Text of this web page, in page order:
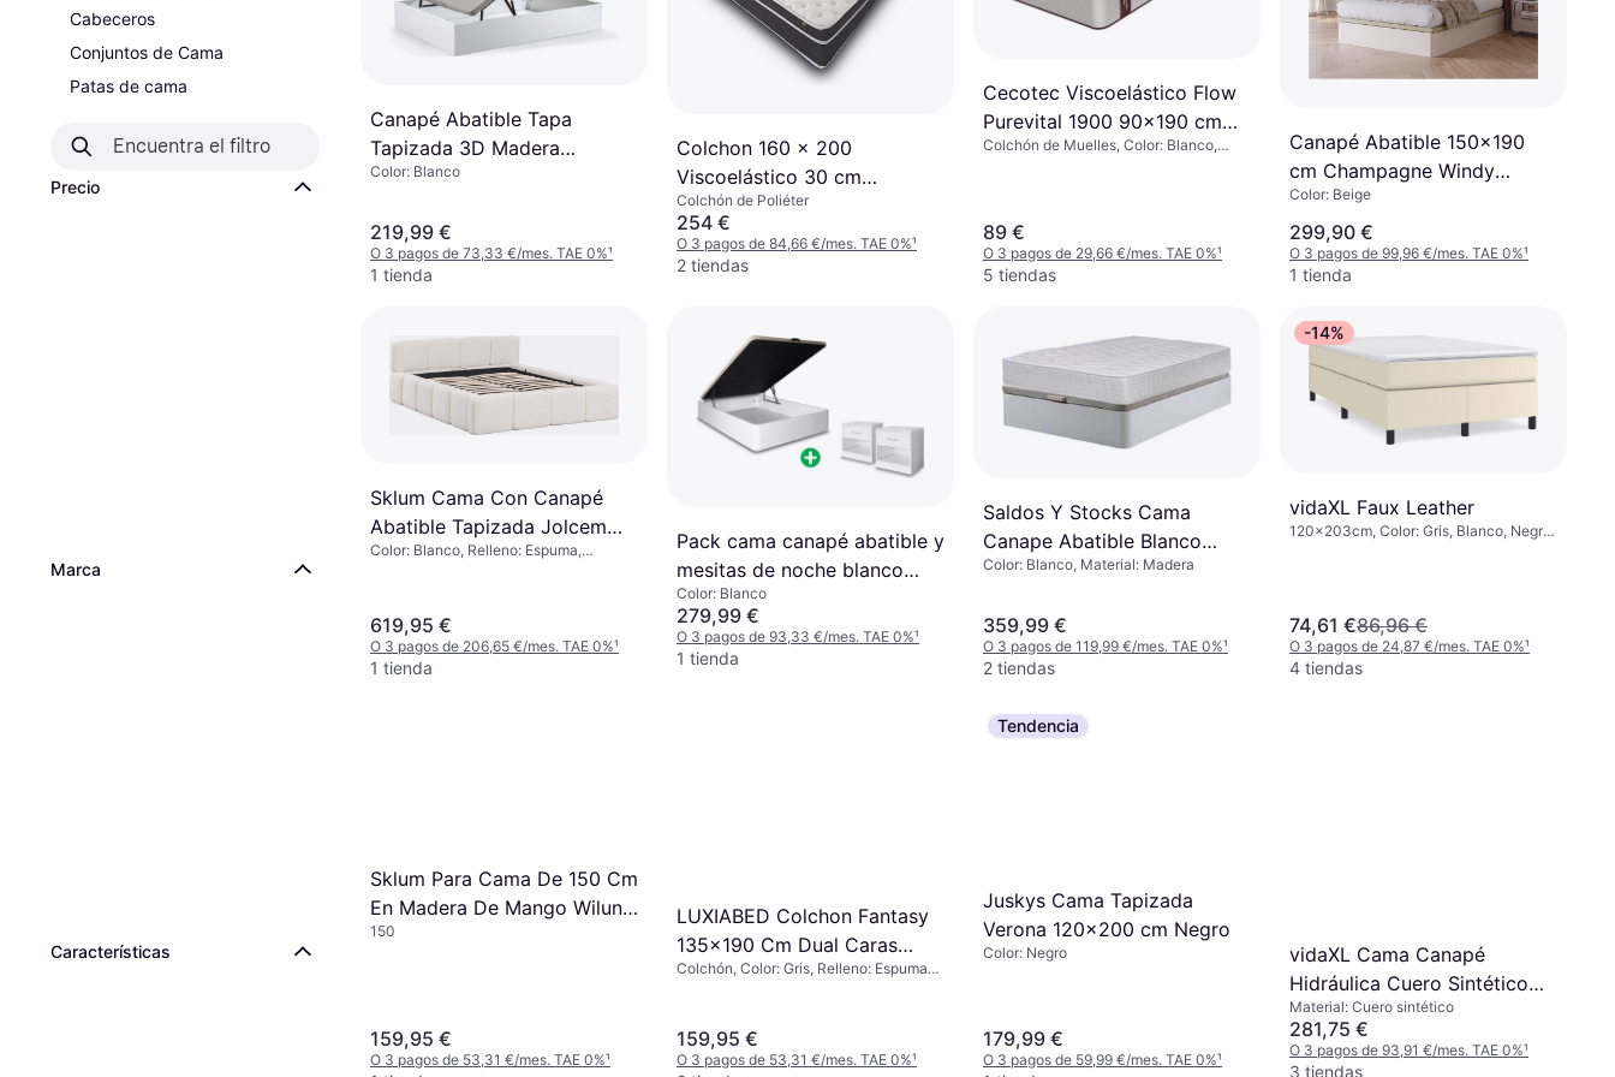
Cabeceros
Conjuntos de Cama
Patas de cama
Precio
Marca
Características
Canapé Abatible Tapa
Tapizada 3D Madera
135x190 cm Blanco
Color: Blanco
219,99 €
O 3 pagos de 73,33 €/mes. TAE 0%¹
1 tienda
Colchon 160 x 200
Viscoelástico 30 cm
Magnum Sleep Colchón de
Poliéter
Colchón de Poliéter
254 €
O 3 pagos de 84,66 €/mes. TAE 0%¹
2 tiendas
Cecotec Viscoelástico Flow
Purevital 1900 90x190 cm
Colchón de Muelles
Colchón de Muelles, Color: Blanco,
89 €
O 3 pagos de 29,66 €/mes. TAE 0%¹
5 tiendas
Canapé Abatible 150x190
cm Champagne Windy
Somnalis Beige
Color: Beige
299,90 €
O 3 pagos de 99,96 €/mes. TAE 0%¹
1 tienda
Sklum Cama Con Canapé
Abatible Tapizada Jolcem
Bouclé Blanco 180 x 200 cm
Color: Blanco, Relleno: Espuma,
619,95 €
O 3 pagos de 206,65 €/mes. TAE 0%¹
1 tienda
Pack cama canapé abatible y
mesitas de noche blanco
150x190 cm
Color: Blanco
279,99 €
O 3 pagos de 93,33 €/mes. TAE 0%¹
1 tienda
Saldos Y Stocks Cama
Canape Abatible Blanco
90x190 Cm Colchon Top
Color: Blanco, Material: Madera
359,99 €
O 3 pagos de 119,99 €/mes. TAE 0%¹
2 tiendas
-14%
vidaXL Faux Leather
120x203cm, Color: Gris, Blanco, Negro,
74,61 €86,96 €
O 3 pagos de 24,87 €/mes. TAE 0%¹
4 tiendas
Sklum Para Cama De 150 Cm
En Madera De Mango Wiluna
Cabecero 150cm
150
159,95 €
O 3 pagos de 53,31 €/mes. TAE 0%¹
LUXIABED Colchon Fantasy
135x190 Cm Dual Caras
Diferenciadas Gris Colchón
Colchón, Color: Gris, Relleno: Espuma
159,95 €
O 3 pagos de 53,31 €/mes. TAE 0%¹
Tendencia
Juskys Cama Tapizada
Verona 120x200 cm Negro
Color: Negro
179,99 €
O 3 pagos de 59,99 €/mes. TAE 0%¹
vidaXL Cama Canapé
Hidráulica Cuero Sintético
Capuchino 100x200 cm -
Marrón
Material: Cuero sintético
281,75 €
O 3 pagos de 93,91 €/mes. TAE 0%¹
3 tiendas